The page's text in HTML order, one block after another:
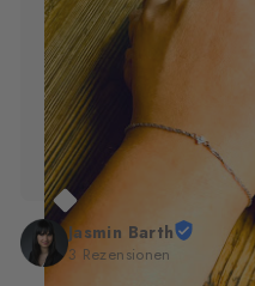
Katharina Utz
1 Rezension